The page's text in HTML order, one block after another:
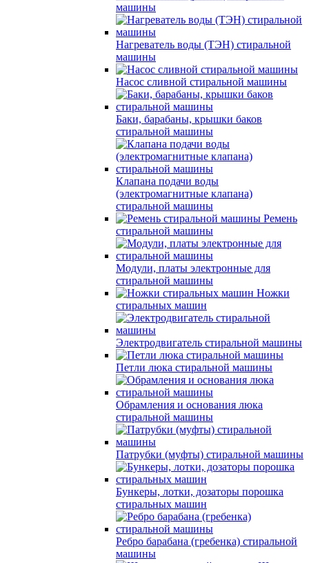
машины
Нагреватель воды (ТЭН) стиральной
машины
Насос сливной стиральной машины
Баки, барабаны, крышки баков
стиральной машины
Клапана подачи воды
(электромагнитные клапана)
стиральной машины
Ремень
стиральной машины
Модули, платы электронные для
стиральной машины
Ножки
стиральных машин
Электродвигатель стиральной машины
Петли люка стиральной машины
Обрамления и основания люка
стиральной машины
Патрубки (муфты) стиральной машины
Бункеры, лотки, дозаторы порошка
стиральных машин
Ребро барабана (гребенка) стиральной
машины